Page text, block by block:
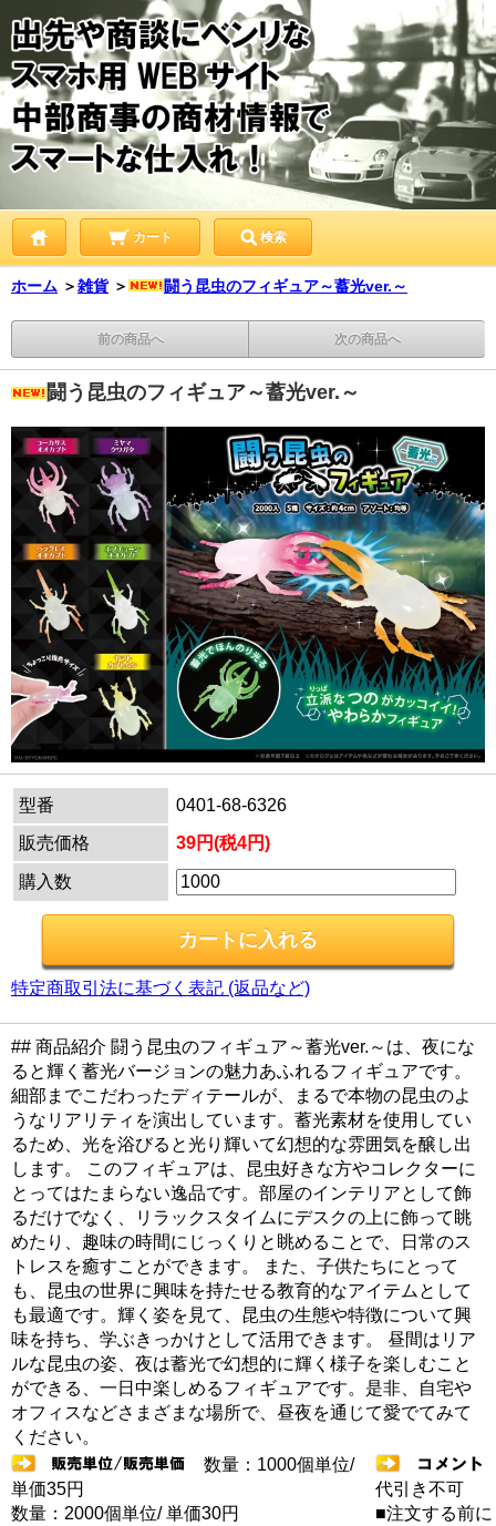
カート 検索
ホーム ＞雑貨 ＞ 闘う昆虫のフィギュア～蓄光ver.～
前の商品へ 次の商品へ
闘う昆虫のフィギュア～蓄光ver.～
型番
0401-68-6326
販売価格
39円(税4円)
購入数
特定商取引法に基づく表記 (返品など)
## 商品紹介 闘う昆虫のフィギュア～蓄光ver.～は、夜にな
ると輝く蓄光バージョンの魅力あふれるフィギュアです。
細部までこだわったディテールが、まるで本物の昆虫のよ
うなリアリティを演出しています。蓄光素材を使用してい
るため、光を浴びると光り輝いて幻想的な雰囲気を醸し出
します。 このフィギュアは、昆虫好きな方やコレクターに
とってはたまらない逸品です。部屋のインテリアとして飾
るだけでなく、リラックスタイムにデスクの上に飾って眺
めたり、趣味の時間にじっくりと眺めることで、日常のス
トレスを癒すことができます。 また、子供たちにとって
も、昆虫の世界に興味を持たせる教育的なアイテムとして
も最適です。輝く姿を見て、昆虫の生態や特徴について興
味を持ち、学ぶきっかけとして活用できます。 昼間はリア
ルな昆虫の姿、夜は蓄光で幻想的に輝く様子を楽しむこと
ができる、一日中楽しめるフィギュアです。是非、自宅や
オフィスなどさまざまな場所で、昼夜を通じて愛でてみて
ください。
数量：1000個単位/
単価35円
数量：2000個単位/ 単価30円
代引き不可
■注文する前に